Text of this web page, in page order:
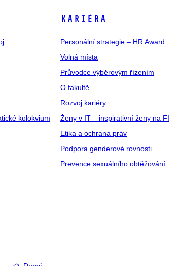
kolokvium
KARIÉRA
Personální strategie – HR Award
Volná místa
Průvodce výběrovým řízením
O fakultě
Rozvoj kariéry
Ženy v IT – inspirativní ženy na FI
Etika a ochrana práv
Podpora genderové rovnosti
Prevence sexuálního obtěžování